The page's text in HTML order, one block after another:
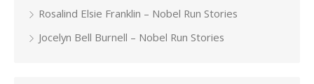
Rosalind Elsie Franklin – Nobel Run Stories
Jocelyn Bell Burnell – Nobel Run Stories